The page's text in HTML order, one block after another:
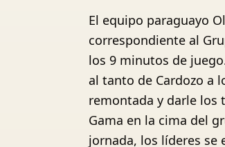
El equipo paraguayo
correspondiente al
los 9 minutos de
al tanto de Cardozo a
remontada y darle los
Gama en la cima del
jornada, los líderes se